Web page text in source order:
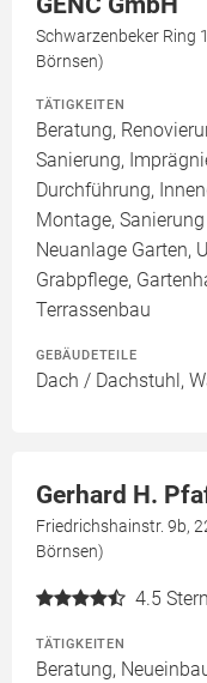
Schwarzenbeker Ring
Börnsen)
TÄTIGKEITEN
Beratung,
Sanierung,
Durchführung,
Montage,
Neuanlage Garten,
Grabpflege,
Terrassenbau
GEBÄUDETEILE
Dach / Dachstuhl,
Gerhard H.
Friedrichshainstr. 9b,
Börnsen)
4.5
TÄTIGKEITEN
Beratung,